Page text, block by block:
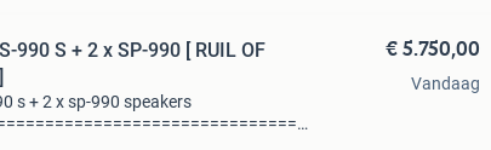
S + 2 x SP-990 [ RUIL OF
s + 2 x sp-990 speakers
€ 5.750,00
Vandaag